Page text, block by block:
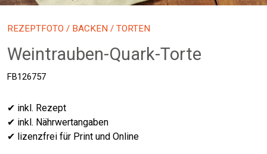
REZEPTFOTO / BACKEN / TORTEN
Weintrauben-Quark-Torte
FB126757
✔ inkl. Rezept
✔ inkl. Nährwertangaben
✔ lizenzfrei für Print und Online